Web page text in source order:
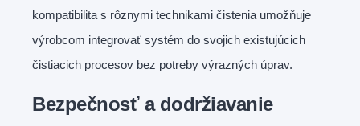
kompatibilita s rôznymi technikami čistenia umožňuje
výrobcom integrovať systém do svojich existujúcich
čistiacich procesov bez potreby výrazných úprav.
Bezpečnosť a dodržiavanie